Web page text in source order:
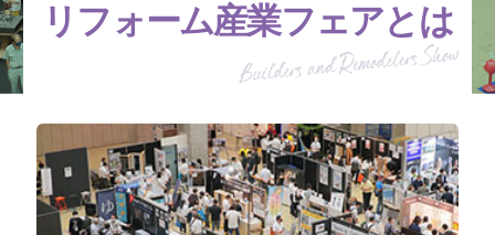
リフォーム産業フェアとは